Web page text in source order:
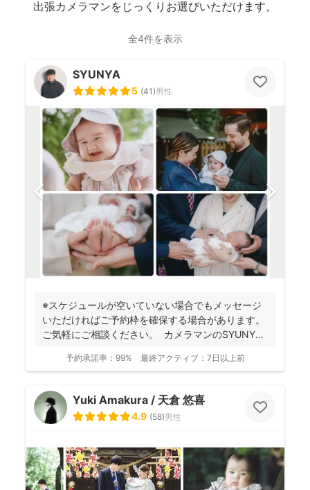
出張カメラマンをじっくりお選びいただけます。
全4件を表示
SYUNYA
5 (41)男性
※スケジュールが空いていない場合でもメッセージ
いただければご予約枠を確保する場合があります。
ご気軽にご相談ください。 カメラマンのSYUNYA
予約承諾率： 99% 最終アクティブ： 7日以上前
Yuki Amakura / 天倉 悠喜
4.9 (58)男性